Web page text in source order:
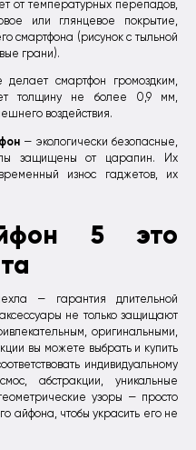
от температурных перепадов,
или глянцевое покрытие,
смартфона (рисунок с тыльной
грани).
делает смартфон громоздким,
толщину не более 0,9 мм,
воздействия.
— экологически безопасные,
защищены от царапин. Их
износ гаджетов, их
5 это
— гарантия длительной
не только защищают
оригинальными,
вы можете выбрать и купить
индивидуальному
абстракции, уникальные
узоры — просто
айфона, чтобы украсить его не